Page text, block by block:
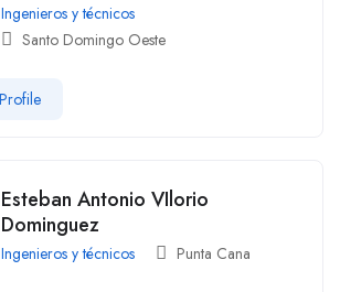
Ingenieros y técnicos
Santo Domingo Oeste
Esteban Antonio VIlorio
Dominguez
Ingenieros y técnicos Punta Cana